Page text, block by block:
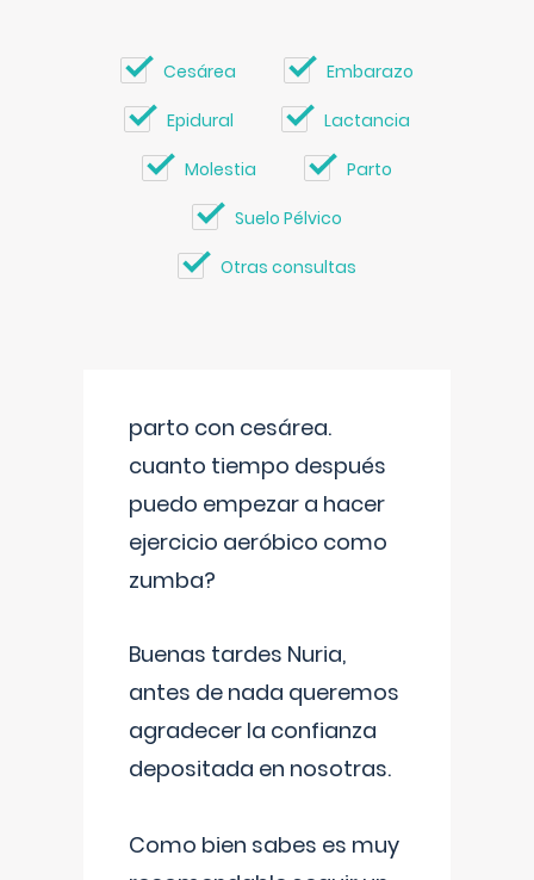
Cesárea Embarazo
Epidural Lactancia
Molestia Parto
Suelo Pélvico
Otras consultas
parto con cesárea.
cuanto tiempo después
puedo empezar a hacer
ejercicio aeróbico como
zumba?
Buenas tardes Nuria,
antes de nada queremos
agradecer la confianza
depositada en nosotras.
Como bien sabes es muy